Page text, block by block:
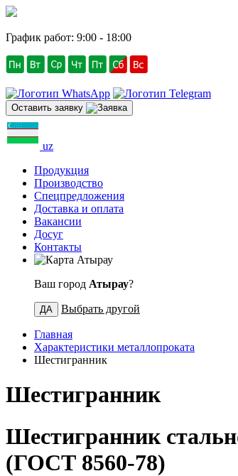
График работ: 9:00 - 18:00
Оставить заявку
uz
Продукция
Производство
Спецпредложения
Доставка и оплата
Вакансии
Досуг
Контакты
Атырау
Ваш город Атырау?
ДА Выбрать другой
Главная
Характеристики металлопроката
Шестигранник
Шестигранник
Шестигранник
(ГОСТ 8560-78)